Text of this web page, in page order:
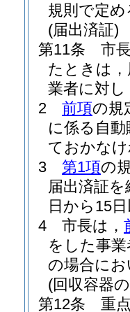
規則で定
(届出済証)
第11条
市
たときは
業者に対
2
前項の規
に係る自
ておかな
3
第1項の
届出済証
日から15
4
市長は，
をした事
の場合に
(回収容器
第12条
重